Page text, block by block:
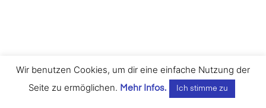
Wir benutzen Cookies, um dir eine einfache Nutzung der
Seite zu ermöglichen. Mehr Infos. Ich stimme zu